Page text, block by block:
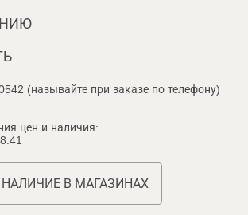
(называйте при заказе по телефону)
цен и наличия:
НАЛИЧИЕ В МАГАЗИНАХ